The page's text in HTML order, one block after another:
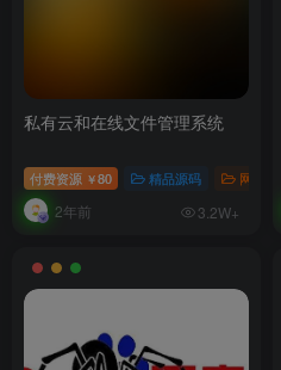
私有云和在线文件管理系统
付费资源 ￥80 精品源码 网站
2年前 3.2W+